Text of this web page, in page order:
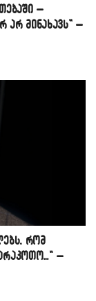
–
არ მინახავს” –
რომ
–